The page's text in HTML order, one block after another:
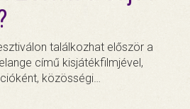
találkozhat először a
című kisjátékfilmjével,
közösségi…